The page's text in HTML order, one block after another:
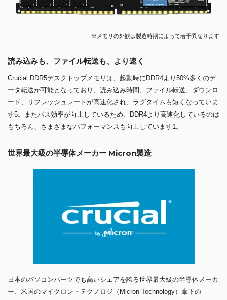
※メモリの外観は製造時期によって若干異なります
読み込みも、ファイル転送も、より速く
Crucial DDR5デスクトップメモリは、起動時にDDR4より50%多くのデ
ータ転送が可能となっており、読み込み時間、ファイル転送、ダウンロ
ード、リフレッシュレートが高速化され、ラグタイムも短くなっていま
す5。またバス効率が向上しているため、DDR4より高速化しているのは
もちろん、さまざまなパフォーマンスも向上しています1。
世界最大級の半導体メーカー Micron製造
日本のパソコンパーツでも高いシェアを誇る世界最大級の半導体メーカ
ー、米国のマイクロン・テクノロジ（Micron Technology）傘下の